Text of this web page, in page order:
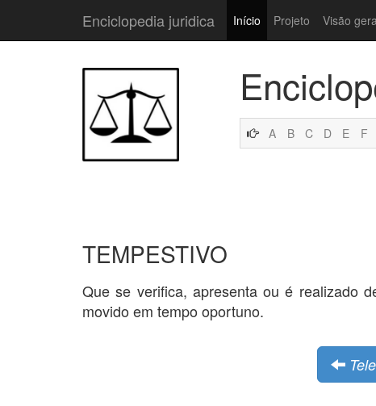
Enciclopedia juridica Início Projeto Visão
A B C D E F
TEMPESTIVO
Que se verifica, apresenta ou é realizado
movido em tempo oportuno.